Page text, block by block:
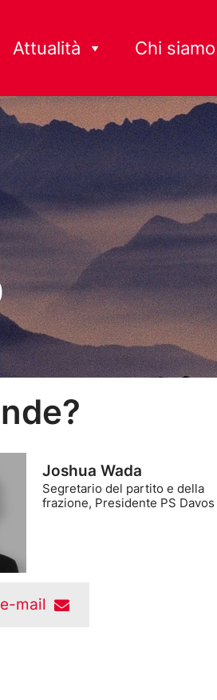
Attualità Chi siamo
Joshua Wada
Segretario del partito e della
frazione, Presidente PS Davos
mail